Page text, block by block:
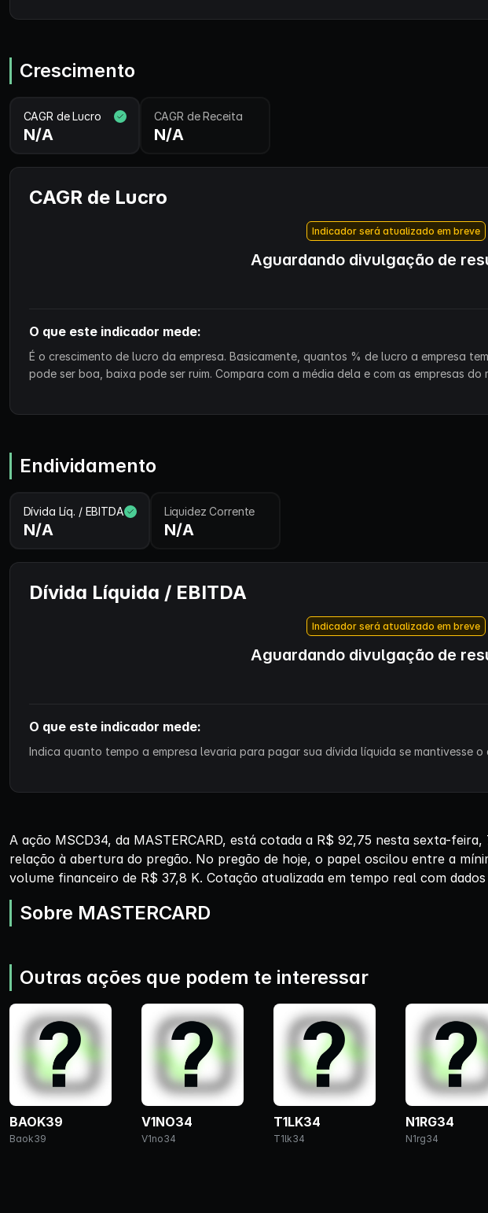
Crescimento
CAGR de Lucro
N/A
CAGR de Receita
N/A
CAGR de Lucro
Indicador será atualizado em breve
Aguardando divulgação de
O que este indicador mede:
É o crescimento de lucro da empresa. Basicamente, quantos % de lucro a empresa
pode ser boa, baixa pode ser ruim. Compara com a média dela e com as empresas do
Endividamento
Dívida Líq. / EBITDA
N/A
Liquidez Corrente
N/A
Dívida Líquida / EBITDA
Indicador será atualizado em breve
Aguardando divulgação de
O que este indicador mede:
Indica quanto tempo a empresa levaria para pagar sua dívida líquida se mantivesse
A ação MSCD34, da MASTERCARD, está cotada a R$ 92,75 nesta sexta-
relação à abertura do pregão. No pregão de hoje, o papel oscilou entre a
volume financeiro de R$ 37,8 K. Cotação atualizada em tempo real com dados
Sobre MASTERCARD
Outras ações que podem te interessar
BAOK39
Baok39
V1NO34
V1no34
T1LK34
T1lk34
N1RG34
N1rg34